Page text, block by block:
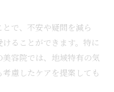
で、不安や疑問を減ら
ることができます。特に
容院では、地域特有の気
慮したケアを提案しても